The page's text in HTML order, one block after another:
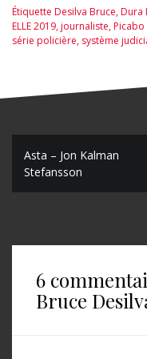
Étiquette Desilva Bruce,Dura
ELLE 2019,journaliste,Picabo
série policière, système
N
a
i
Asta – Jon Kalman
Stefansson
6
Bruce